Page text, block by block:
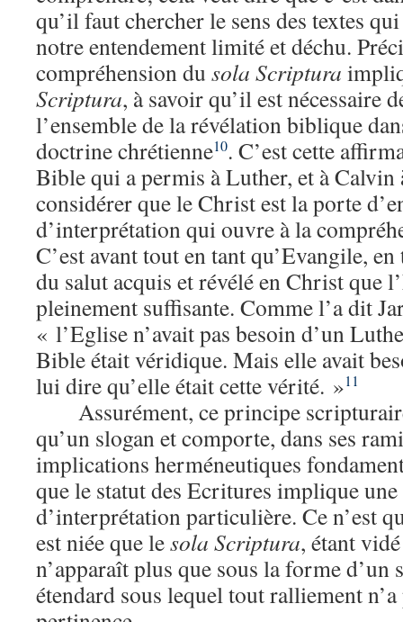
qu’il faut chercher le sens des textes
notre entendement limité et déchu.
compréhension du sola Scriptura
Scriptura, à savoir qu’il est nécessaire
l’ensemble de la révélation biblique
doctrine chrétienne10. C’est cette
Bible qui a permis à Luther, et à Calvin
considérer que le Christ est la porte
d’interprétation qui ouvre à la
C’est avant tout en tant qu’Evangile,
du salut acquis et révélé en Christ que
pleinement suffisante. Comme l’a dit
« l’Eglise n’avait pas besoin d’un
Bible était véridique. Mais elle avait
lui dire qu’elle était cette vérité. »11
Assurément, ce principe
qu’un slogan et comporte, dans ses
implications herméneutiques
que le statut des Ecritures implique
d’interprétation particulière. Ce n’est
est niée que lesola Scriptura, étant
n’apparaît plus que sous la forme d’un
étendard sous lequel tout ralliement